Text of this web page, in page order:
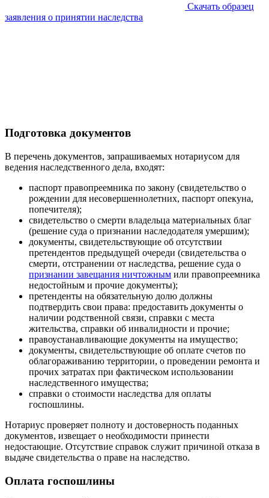
Скачать образец
заявления о принятии наследства
Подготовка документов
В перечень документов, запрашиваемых нотариусом для
ведения наследственного дела, входят:
паспорт правопреемника по закону (свидетельство о
рождении для несовершеннолетних, паспорт опекуна,
попечителя);
свидетельство о смерти владельца материальных благ
(решение суда о признании наследодателя умершим);
документы, свидетельствующие об отсутствии
претендентов предыдущей очереди (свидетельства о
смерти, отстранении от наследства, решение суда о
признании завещания ничтожным или правопреемника
недостойным и прочие документы);
претенденты на обязательную долю должны
подтвердить свои права: предоставить документы о
наличии родственной связи, справки с места
жительства, справки об инвалидности и прочие;
правоустанавливающие документы на имущество;
документы, свидетельствующие об оплате счетов по
облагораживанию территории, о проведении ремонта и
прочих затратах при фактическом использовании
наследственного имущества;
справки о стоимости наследства для оплаты
госпошлины.
Нотариус проверяет полноту и достоверность поданных
документов, извещает о необходимости принести
недостающие. Отсутствие справок служит причиной отказа в
выдаче свидетельства о праве на наследство.
Оплата госпошлины